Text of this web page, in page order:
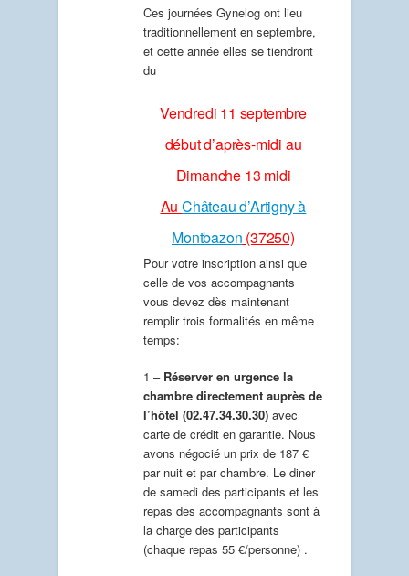
Ces journées Gynelog ont lieu
traditionnellement en septembre,
et cette année elles se tiendront
du
Vendredi 11 septembre
début d’après-midi au
Dimanche 13 midi
AuChâteau d’Artigny à
Montbazon (37250)
Pour votre inscription ainsi que
celle de vos accompagnants
vous devez dès maintenant
remplir trois formalités en même
temps:
1 – Réserver en urgence la
chambre directement auprès de
l’hôtel (02.47.34.30.30) avec
carte de crédit en garantie. Nous
avons négocié un prix de 187 €
par nuit et par chambre. Le diner
de samedi des participants et les
repas des accompagnants sont à
la charge des participants
(chaque repas 55 €/personne) .